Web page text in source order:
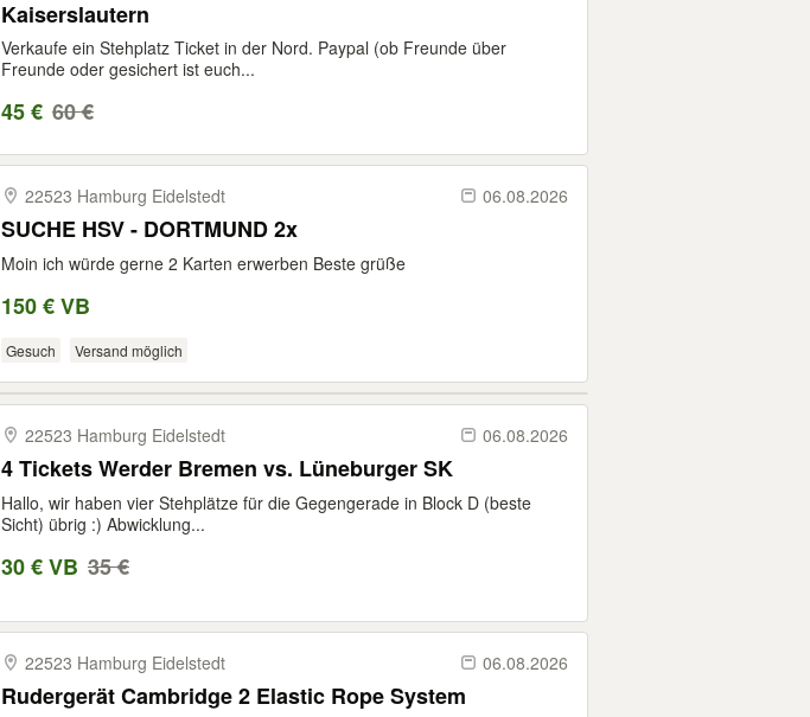
Kaiserslautern
Verkaufe ein Stehplatz Ticket in der Nord. Paypal (ob Freunde über
Freunde oder gesichert ist euch...
45 € 60 €
22523 Hamburg Eidelstedt 06.08.2026
SUCHE HSV - DORTMUND 2x
Moin ich würde gerne 2 Karten erwerben Beste grüße
150 € VB
Gesuch Versand möglich
22523 Hamburg Eidelstedt 06.08.2026
4 Tickets Werder Bremen vs. Lüneburger SK
Hallo, wir haben vier Stehplätze für die Gegengerade in Block D (beste
Sicht) übrig :) Abwicklung...
30 € VB 35 €
22523 Hamburg Eidelstedt 06.08.2026
Rudergerät Cambridge 2 Elastic Rope System